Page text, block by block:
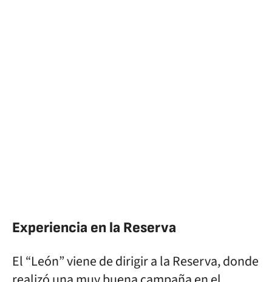
Experiencia en la Reserva
El “León” viene de dirigir a la Reserva, donde